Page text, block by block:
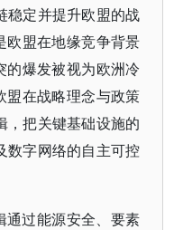
稳定并提升欧盟的战
盟在地缘竞争背景
爆发被视为欧洲冷
在战略理念与政策
，把关键基础设施的
数字网络的自主可控
过能源安全、要素